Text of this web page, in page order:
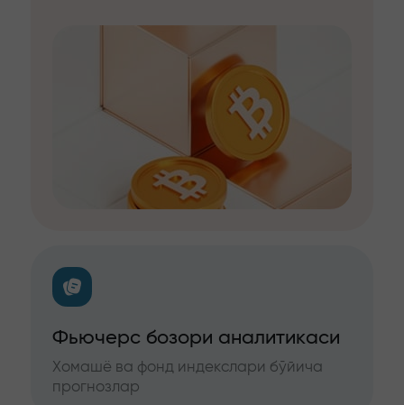
Фьючерс бозори аналитикаси
Хомашё ва фонд индекслари бўйича
прогнозлар